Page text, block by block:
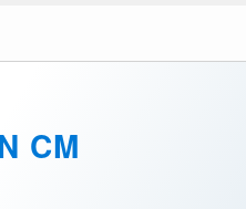
CM